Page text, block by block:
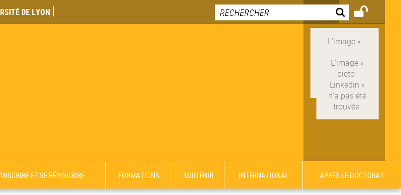
DE LYON
ET SE RÉINSCRIRE FORMATIONS SOUTENIR INTERNATIONAL APRÈS LE DOCTORAT